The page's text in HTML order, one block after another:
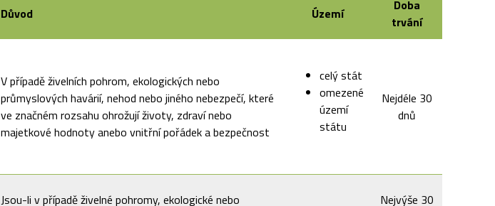
Důvod Území
Doba
trvání
V případě živelních pohrom, ekologických nebo
průmyslových havárií, nehod nebo jiného nebezpečí, které
ve značném rozsahu ohrožují životy, zdraví nebo
majetkové hodnoty anebo vnitřní pořádek a bezpečnost
celý stát
omezené
území
státu
Nejdéle 30
dnů
Jsou-li v případě živelné pohromy, ekologické nebo Nejvýše 30